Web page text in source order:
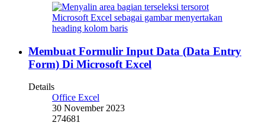
Membuat Formulir Input Data (Data Entry
Form) Di Microsoft Excel
Details
Office Excel
30 November 2023
274681